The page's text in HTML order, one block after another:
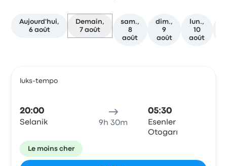
Aujourd'hui,
6 août
Demain,
7 août
sam.,
8
août
dim.,
9
août
lun.,
10
août
luks-tempo
20:00
Selanik 9h 30m
05:30
Esenler
Otogarı
Le moins cher